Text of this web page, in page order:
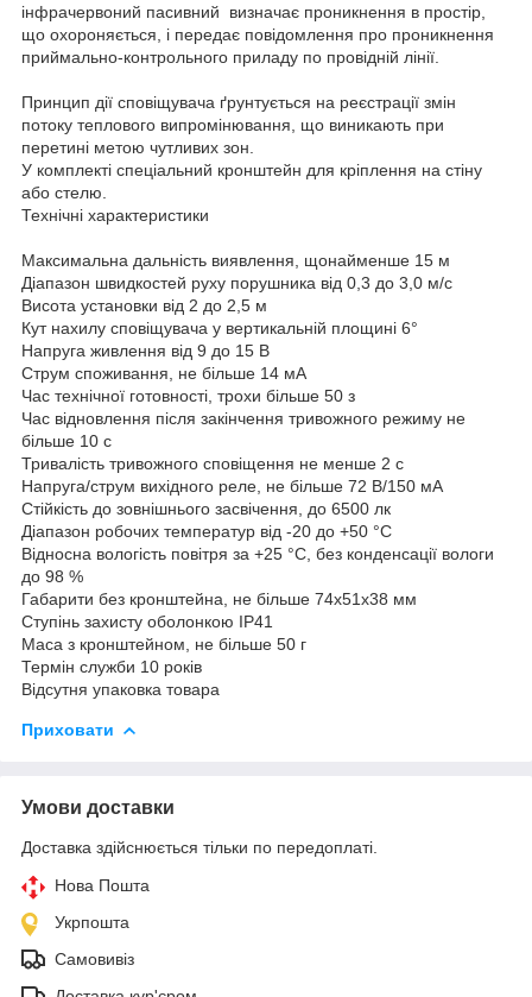
інфрачервоний пасивний визначає проникнення в простір,
що охороняється, і передає повідомлення про проникнення
приймально-контрольного приладу по провідній лінії.
Принцип дії сповіщувача ґрунтується на реєстрації змін
потоку теплового випромінювання, що виникають при
перетині метою чутливих зон.
У комплекті спеціальний кронштейн для кріплення на стіну
або стелю.
Технічні характеристики
Максимальна дальність виявлення, щонайменше 15 м
Діапазон швидкостей руху порушника від 0,3 до 3,0 м/с
Висота установки від 2 до 2,5 м
Кут нахилу сповіщувача у вертикальній площині 6°
Напруга живлення від 9 до 15 В
Струм споживання, не більше 14 мА
Час технічної готовності, трохи більше 50 з
Час відновлення після закінчення тривожного режиму не
більше 10 с
Тривалість тривожного сповіщення не менше 2 с
Напруга/струм вихідного реле, не більше 72 В/150 мА
Стійкість до зовнішнього засвічення, до 6500 лк
Діапазон робочих температур від -20 до +50 °С
Відносна вологість повітря за +25 °С, без конденсації вологи
до 98 %
Габарити без кронштейна, не більше 74х51х38 мм
Ступінь захисту оболонкою IP41
Маса з кронштейном, не більше 50 г
Термін служби 10 років
Відсутня упаковка товара
Приховати
Умови доставки
Доставка здійснюється тільки по передоплаті.
Нова Пошта
Укрпошта
Самовивіз